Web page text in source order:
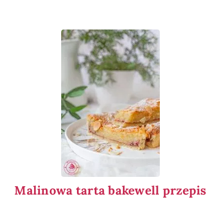
Malinowa tarta bakewell przepis